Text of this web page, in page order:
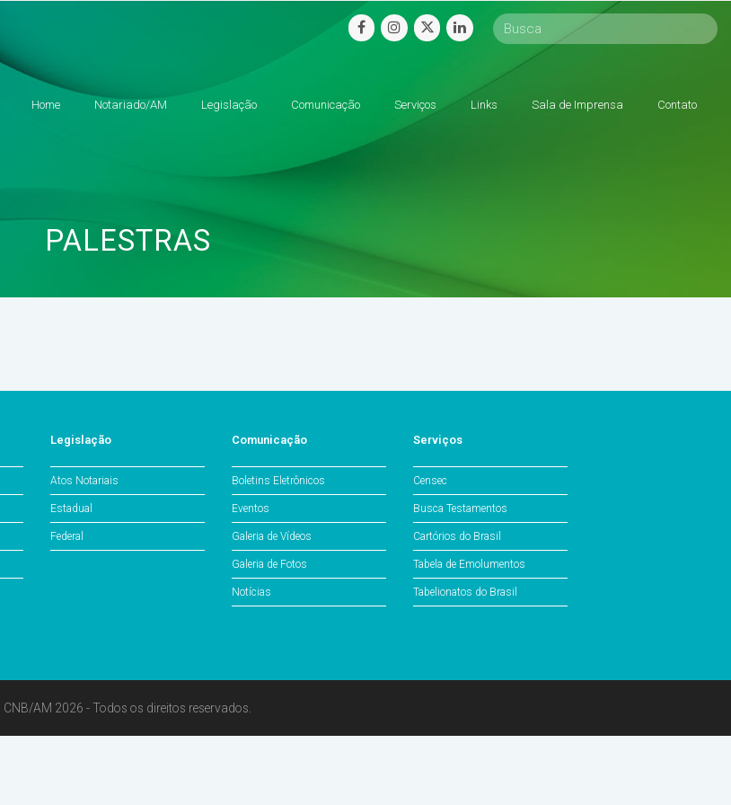
facebookinstagram
twitterlinkedin
Home Notariado/AM Legislação Comunicação Serviços Links Sala de Imprensa Contato
PALESTRAS
Legislação
Atos Notariais
Estadual
Federal
Comunicação
Boletins Eletrônicos
Eventos
Galeria de Vídeos
Galeria de Fotos
Notícias
Serviços
Censec
Busca Testamentos
Cartórios do Brasil
Tabela de Emolumentos
Tabelionatos do Brasil
CNB/AM 2026 - Todos os direitos reservados.